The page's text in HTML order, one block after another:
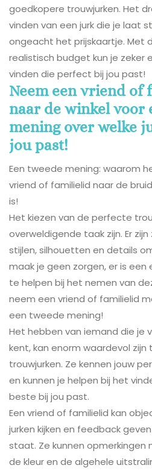
goedkopere trouwjurken. Het
vinden van een jurk die je laat
ongeacht het prijskaartje. Met
realistisch budget kun je zeker
vinden die perfect bij jou past!
Neem een vriend of
naar de winkel voor
mening over welke
jou past!
Een tweede mening: waarom
vriend of familielid naar de
is!
Het kiezen van de perfecte
overweldigende taak zijn. Er
stijlen, silhouetten en details
maak je geen zorgen, er is
te helpen bij het nemen van
neem een vriend of familielid
een tweede mening!
Het hebben van iemand die je
kent, kan enorm waardevol
trouwjurken. Ze kennen jouw
en kunnen je helpen bij het
beste bij jou past.
Een vriend of familielid kan
jurken kijken en feedback
staat. Ze kunnen opmerkingen
de kleur en de algehele